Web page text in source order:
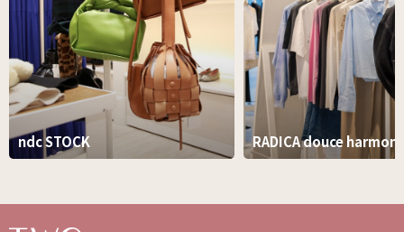
ndc STOCK RADICA douce